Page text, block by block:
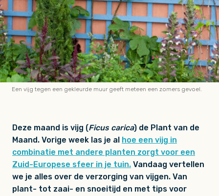
Een vijg tegen een gekleurde muur geeft meteen een zomers gevoel.
Deze maand is vijg (Ficus carica) de Plant van de
Maand. Vorige week las je al hoe een vijg in
combinatie met andere planten zorgt voor een
Zuid-Europese sfeer in je tuin. Vandaag vertellen
we je alles over de verzorging van vijgen. Van
plant- tot zaai- en snoeitijd en met tips voor